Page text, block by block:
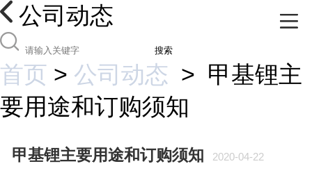
公司动态
搜索
首页 > 公司动态 > 甲基锂主
要用途和订购须知
甲基锂主要用途和订购须知 2020-04-22